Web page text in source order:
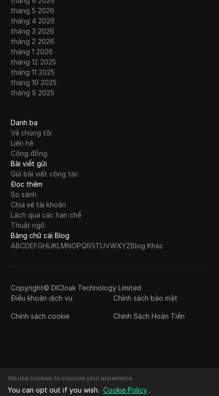
tháng 5 2026
tháng 4 2026
tháng 3 2026
tháng 2 2026
tháng 1 2026
tháng 12 2025
tháng 11 2025
tháng 10 2025
tháng 9 2025
Danh bạ
Về chúng tôi
Liên hệ
Cộng đồng
Bài viết gửi
Gửi bài viết cộng tác
Đọc thêm
So sánh
Chia sẻ tài khoản
Lách qua các hạn chế
Thuật ngữ
Bảng chữ cái Blog
ABCDEFGHIJKLMNOPQRSTUVWXYZBlog Khác
Copyright© DICloak Technology Limited
Điều khoản dịch vụ
Chính sách bảo mật
Chính sách cookie Chính Sách Hoàn Tiền
We use cookies to improve your experience.
You can opt out if you wish. Cookie Policy .